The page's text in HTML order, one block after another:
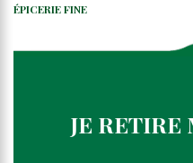
ÉPICERIE FINE
JE RETIRE